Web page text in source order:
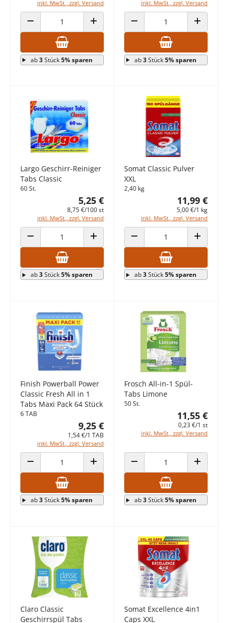
inkl. MwSt., zzgl. Versand
ANZAHL VERRINGERN ANZAHL ERHÖHEN
ab3Stück5% sparen
inkl. MwSt., zzgl. Versand
ANZAHL VERRINGERN ANZAHL
ab3Stück5% sparen
Largo Geschirr-Reiniger
Tabs Classic
60 St.
5,25 €
8,75 €/100 st
inkl. MwSt., zzgl. Versand
ANZAHL VERRINGERN ANZAHL ERHÖHEN
ab3Stück5% sparen
Somat Classic Pulver
XXL
2,40 kg
11,99 €
5,00 €/1 kg
inkl. MwSt., zzgl. Versand
ANZAHL VERRINGERN ANZAHL
ab3Stück5% sparen
Finish Powerball Power
Classic Fresh All in 1
Tabs Maxi Pack 64 Stück
6 TAB
9,25 €
1,54 €/1 TAB
inkl. MwSt., zzgl. Versand
ANZAHL VERRINGERN ANZAHL ERHÖHEN
ab3Stück5% sparen
Frosch All-in-1 Spül-
Tabs Limone
50 St.
11,55 €
0,23 €/1 st
inkl. MwSt., zzgl. Versand
ANZAHL VERRINGERN ANZAHL
ab3Stück5% sparen
Claro Classic
Geschirrspül Tabs
Somat Excellence 4in1
Caps XXL